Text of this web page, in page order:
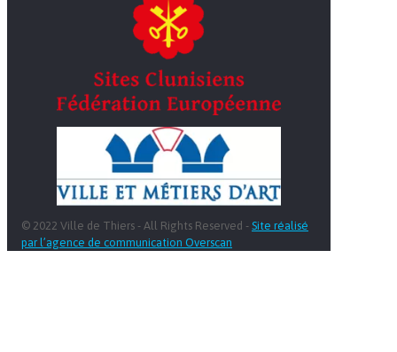
© 2022 Ville de Thiers - All Rights Reserved - Site réalisé
par l’agence de communication Overscan